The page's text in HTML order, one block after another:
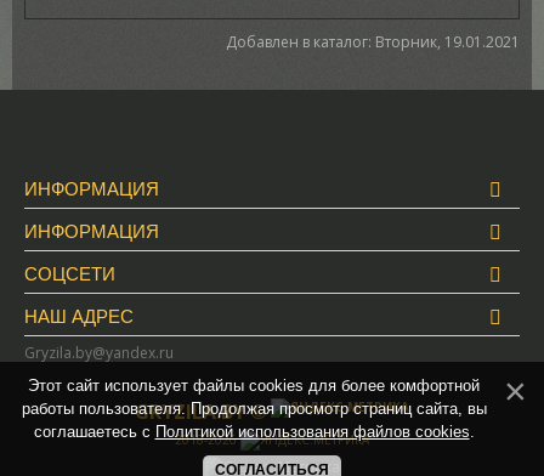
Добавлен в каталог: Вторник, 19.01.2021
ИНФОРМАЦИЯ
ИНФОРМАЦИЯ
СОЦСЕТИ
НАШ АДРЕС
Gryzila.by@yandex.ru
GRYZILA.BY ©
2018-2026
Этот сайт использует файлы cookies для более комфортной
работы пользователя. Продолжая просмотр страниц сайта, вы
соглашаетесь с Политикой использования файлов cookies.
СОГЛАСИТЬСЯ